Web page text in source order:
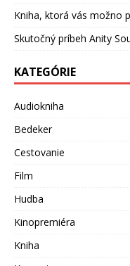
Kniha, ktorá vás možno
Skutočný príbeh Anity
KATEGÓRIE
Audiokniha
Bedeker
Cestovanie
Film
Hudba
Kinopremiéra
Kniha